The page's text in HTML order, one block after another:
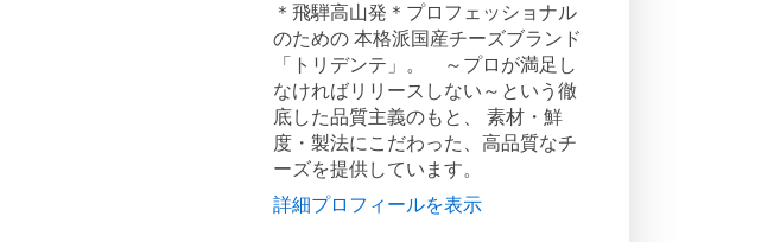
＊飛騨高山発＊プロフェッショナル
のための 本格派国産チーズブランド
「トリデンテ」。 ～プロが満足し
なければリリースしない～という徹
底した品質主義のもと、 素材・鮮
度・製法にこだわった、高品質なチ
ーズを提供しています。
詳細プロフィールを表示